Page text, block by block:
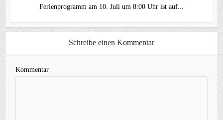
Ferienprogramm am 10. Juli um 8:00 Uhr ist auf...
Schreibe einen Kommentar
Kommentar